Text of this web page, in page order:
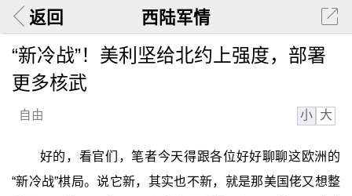
返回 西陆军情
“新冷战”！美利坚给北约上强度，部署
更多核武
自由 小 大
好的，看官们，笔者今天得跟各位好好聊聊这欧洲的
“新冷战”棋局。说它新，其实也不新，就是那美国佬又想整